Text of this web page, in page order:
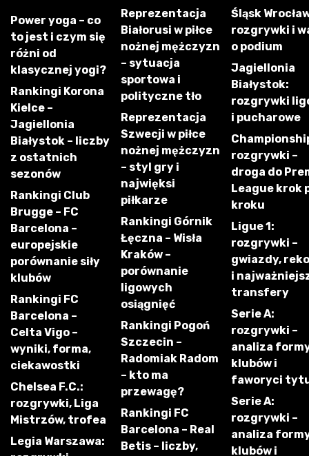
Power yoga – co
to jest i czym się
różni od
klasycznej yogi?
Rankingi Korona
Kielce –
Jagiellonia
Białystok – liczby
z ostatnich
sezonów
Rankingi Club
Brugge – FC
Barcelona –
europejskie
porównanie siły
klubów
Rankingi FC
Barcelona –
Celta Vigo –
wyniki, forma,
ciekawostki
Chelsea F.C.:
rozgrywki, Liga
Mistrzów, trofea
Legia Warszawa:
Reprezentacja
Białorusi w piłce
nożnej mężczyzn
– sytuacja
sportowa i
polityczne tło
Reprezentacja
Szwecji w piłce
nożnej mężczyzn
– styl gry i
najwięksi
piłkarze
Rankingi Górnik
Łęczna – Wisła
Kraków –
porównanie
ligowych
osiągnięć
Rankingi Pogoń
Szczecin –
Radomiak Radom
– kto ma
przewagę?
Rankingi FC
Barcelona – Real
Betis – liczby,
Śląsk
rozgrywki i
o podium
Jagiellonia
Białystok:
rozgrywki
i pucharowe
rozgrywki –
droga do
League krok
kroku
Ligue 1:
rozgrywki –
gwiazdy,
i
transfery
Serie A:
rozgrywki –
analiza
klubów i
faworyci
Serie A:
rozgrywki –
analiza
klubów i